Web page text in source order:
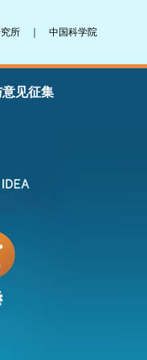
所 中国科学院
见征集